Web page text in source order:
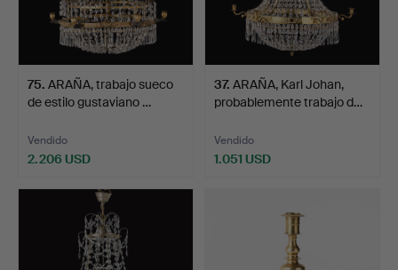
75. ARAÑA, trabajo sueco
de estilo gustaviano …
Vendido
2.206 USD
37. ARAÑA, Karl Johan,
probablemente trabajo d…
Vendido
1.051 USD